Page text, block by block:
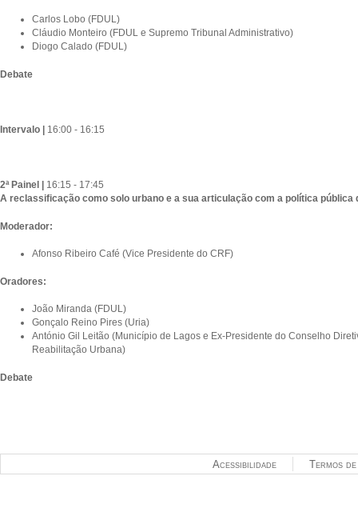
Carlos Lobo (FDUL)
Cláudio Monteiro (FDUL e Supremo Tribunal Administrativo)
Diogo Calado (FDUL)
Debate
Intervalo | 16:00 - 16:15
2ª Painel | 16:15 - 17:45
A reclassificação como solo urbano e a sua articulação com a política pública
Moderador:
Afonso Ribeiro Café (Vice Presidente do CRF)
Oradores:
João Miranda (FDUL)
Gonçalo Reino Pires (Uria)
António Gil Leitão (Município de Lagos e Ex-Presidente do Conselho
Reabilitação Urbana)
Debate
Termos
Acessibilidade